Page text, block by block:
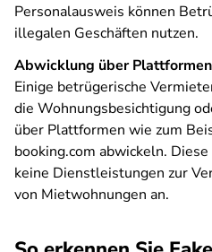
Personalausweis können
illegalen Geschäften nutzen.
Abwicklung über Plattformen
Einige betrügerische
die Wohnungsbesichtigung
über Plattformen wie zum
booking.com abwickeln.
keine Dienstleistungen zur
von Mietwohnungen an.